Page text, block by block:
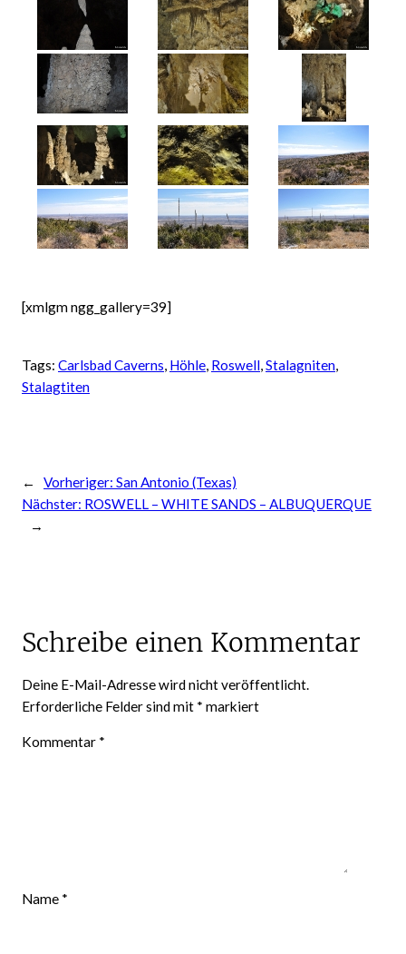
[xmlgm ngg_gallery=39]
Tags: Carlsbad Caverns, Höhle, Roswell, Stalagniten
Stalagtiten
← Vorheriger: San Antonio (Texas)
Nächster: ROSWELL – WHITE SANDS – ALBUQUERQUE
→
Schreibe einen Kommentar
Deine E-Mail-Adresse wird nicht veröffentlicht.
Erforderliche Felder sind mit * markiert
Kommentar *
Name *